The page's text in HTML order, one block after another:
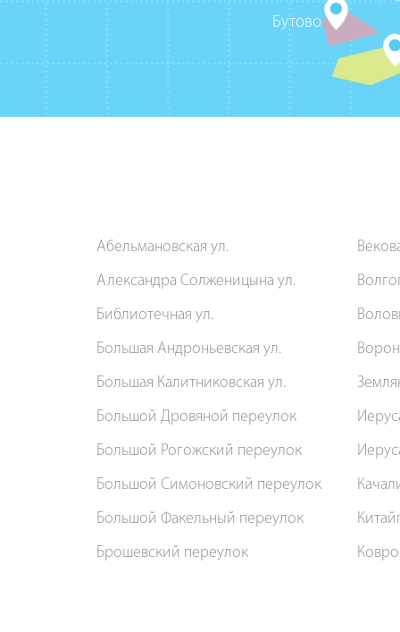
Бутово
Абельмановская ул.
Александра Солженицына ул.
Библиотечная ул.
Большая Андроньевская ул.
Большая Калитниковская ул.
Большой Дровяной переулок
Большой Рогожский переулок
Большой Симоновский переулок
Большой Факельный переулок
Брошевский переулок